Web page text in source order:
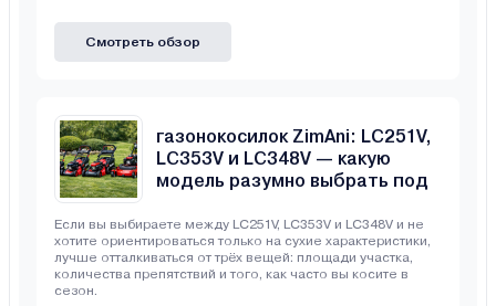
Смотреть обзор
газонокосилок ZimAni: LC251V,
LC353V и LC348V — какую
модель разумно выбрать под
Если вы выбираете между LC251V, LC353V и LC348V и не
хотите ориентироваться только на сухие характеристики,
лучше отталкиваться от трёх вещей: площади участка,
количества препятствий и того, как часто вы косите в
сезон.